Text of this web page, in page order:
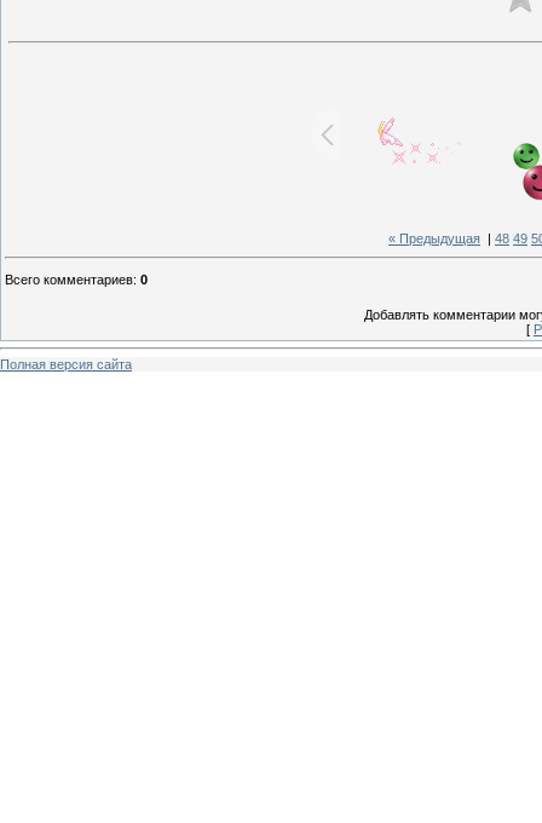
« Предыдущая 48 49
Всего комментариев: 0
Добавлять комментарии
[
Полная версия сайта